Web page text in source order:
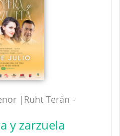
|Ruht Terán -
y zarzuela